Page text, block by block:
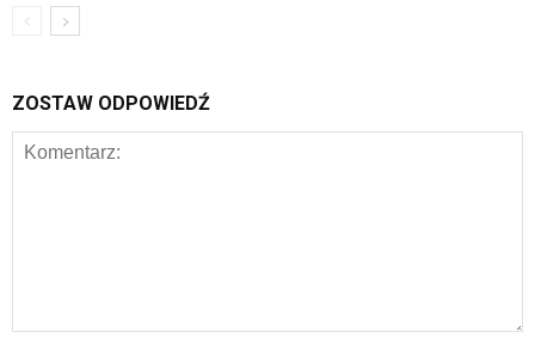
ZOSTAW ODPOWIEDŹ